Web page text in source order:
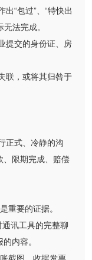
“包过”、“特快出
法完成。
提交的身份证、房
联，或将其归咎于
正式、冷静的沟
、限期完成、赔偿
重要的证据。
讯工具的完整聊
内容。